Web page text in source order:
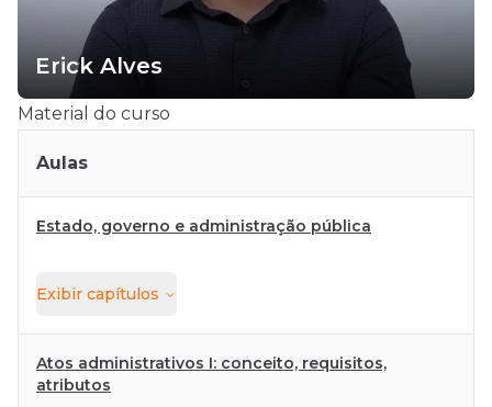
Erick Alves
Material do curso
Aulas
Estado, governo e administração pública
Exibir capítulos
Atos administrativos I: conceito, requisitos,
atributos